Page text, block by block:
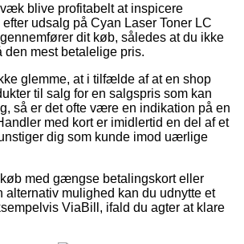
blive profitabelt at inspicere
udsalg på Cyan Laser Toner LC
dit køb, således at du ikke
den mest betalelige pris.
glemme, at i tilfælde af at en shop
til salg for en salgspris som kan
så er det ofte være en indikation på en
med kort er imidlertid en del af et
dig som kunde imod uærlige
med gængse betalingskort eller
alternativ mulighed kan du udnytte et
ViaBill, ifald du agter at klare